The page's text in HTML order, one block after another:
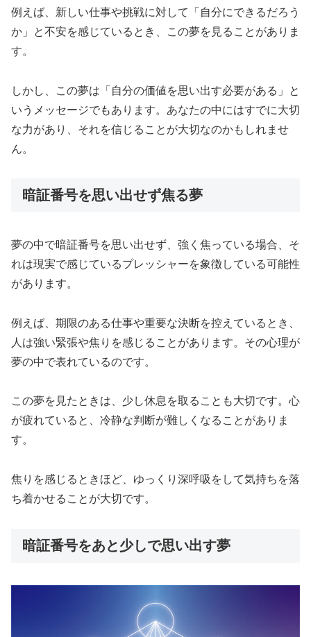
例えば、新しい仕事や挑戦に対して「自分にできるだろう
か」と不安を感じているとき、この夢を見ることがありま
す。
しかし、この夢は「自分の価値を思い出す必要がある」と
いうメッセージでもあります。あなたの中にはすでに大切
な力があり、それを信じることが大切なのかもしれませ
ん。
暗証番号を思い出せず焦る夢
夢の中で暗証番号を思い出せず、強く焦っている場合、そ
れは現実で感じているプレッシャーを象徴している可能性
があります。
例えば、期限のある仕事や重要な決断を控えているとき、
人は強い緊張や焦りを感じることがあります。その心理が
夢の中で表れているのです。
この夢を見たときは、少し休息を取ることも大切です。心
が疲れていると、冷静な判断が難しくなることがありま
す。
焦りを感じるときほど、ゆっくり深呼吸をして気持ちを落
ち着かせることが大切です。
暗証番号をあと少しで思い出す夢